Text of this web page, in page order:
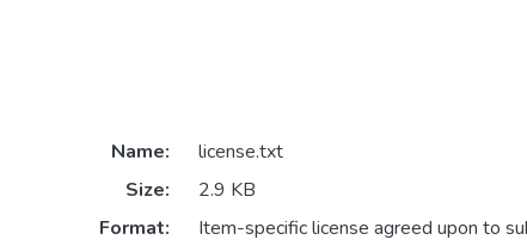
Name:
license.txt
Size:
2.9 KB
Format:
Item-specific license agreed upon to